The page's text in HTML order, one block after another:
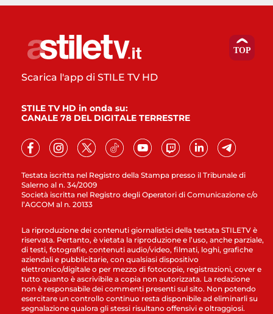
Testata iscritta nel Registro della Stampa presso il Tribunale di
Salerno al n. 34/2009
Società iscritta nel Registro degli Operatori di Comunicazione c/o
l’AGCOM al n. 20133
Scarica l'app di STILE TV HD
STILE TV HD in onda su:
CANALE 78 DEL DIGITALE TERRESTRE
La riproduzione dei contenuti giornalistici della testata STILETV è
riservata. Pertanto, è vietata la riproduzione e l’uso, anche parziale,
di testi, fotografie, contenuti audio/video, filmati, loghi, grafiche
aziendali e pubblicitarie, con qualsiasi dispositivo
elettronico/digitale o per mezzo di fotocopie, registrazioni, cover e
tutto quanto è ascrivibile a copia non autorizzata. La redazione
non è responsabile dei commenti presenti sul sito. Non potendo
esercitare un controllo continuo resta disponibile ad eliminarli su
segnalazione qualora gli stessi risultano offensivi e oltraggiosi.